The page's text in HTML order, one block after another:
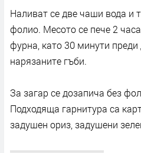
Наливат се две чаши вода и
фолио. Месото се пече 2
фурна, като 30 минути преди
нарязаните гъби.
За загар се дозапича без
Подходяща гарнитура са
задушен ориз, задушени